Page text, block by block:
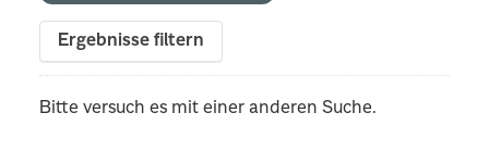
Ergebnisse filtern
Bitte versuch es mit einer anderen Suche.